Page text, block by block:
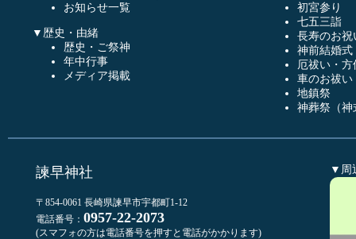
お知らせ一覧
▼歴史・由緒
歴史・ご祭神
年中行事
メディア掲載
初宮参り
七五三詣
長寿のお祝
神前結婚式
厄祓い・方
車のお祓い
地鎮祭
神葬祭（神
諫早神社
〒854-0061 長崎県諫早市宇都町1-12
電話番号： 0957-22-2073
(スマフォの方は電話番号を押すと電話がかかります)
▼周